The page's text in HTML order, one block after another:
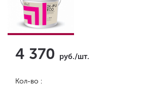
4 370 руб./шт.
Кол-во :